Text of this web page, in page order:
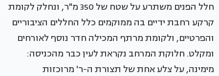
חלל הפנים משתרע על שטח של 350 מ"ר, ונחלק לקומת
קרקע רחבת ידיים בה ממוקמים כלל החללים הציבוריים
והפרטיים, ולקומת מרתף המכילה חדר נוסף לאורחים
ומקלט. חלוקת המרחב נקראת לעין כבר מהכניסה:
מימינה, על צלע אחת של תצורת ה-ר' מרוכזות